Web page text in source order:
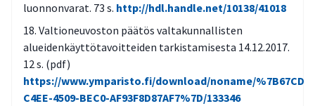
luonnonvarat. 73 s. http://hdl.handle.net/10138/41018
Valtioneuvoston päätös valtakunnallisten
alueidenkäyttötavoitteiden tarkistamisesta 14.12.2017.
12 s. (pdf)
https://www.ymparisto.fi/download/noname/
C4EE-4509-BEC0-AF93F8D87AF7%7D/133346